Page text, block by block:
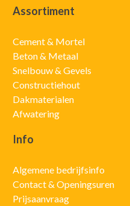
Assortiment
Cement & Mortel
Beton & Metaal
Snelbouw & Gevels
Constructiehout
Dakmaterialen
Afwatering
Info
Algemene bedrijfsinfo
Contact & Openingsuren
Prijsaanvraag